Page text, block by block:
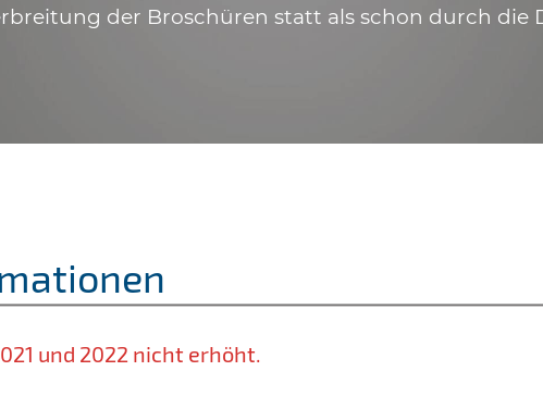
der Broschüren statt als schon durch die
und 2022 nicht erhöht.